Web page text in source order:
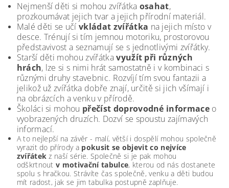
Nejmenší děti si mohou zvířátka osahat,
prozkoumávat jejich tvar a jejich přírodní materiál.
Malé děti se učívkládat zvířátka na jejich místo v
desce. Trénují si tím jemnou motoriku, prostorovou
představivost a seznamují se s jednotlivými zvířátky.
Starší děti mohou zvířátkavyužít při různých
hrách, lze si s nimi hrát samostatně i v kombinaci s
různými druhy stavebnic. Rozvíjí tím svou fantazii a
jelikož už zvířátka dobře znají, určitě si jich všímají i
na obrázcích a venku v přírodě.
Školáci si mohou přečíst doprovodné informace o
vyobrazených druzích. Dozví se spoustu zajímavých
informací.
A to nejlepší na závěr - malí, větší i dospělí mohou společně
vyrazit do přírody a pokusit se objevit co nejvíce
zvířátek z naší série. Společně si je pak mohou
odškrtnoutv motivační tabulce, kterou od nás dostanete
spolu s hračkou. Strávíte čas společně, venku a děti budou
mít radost, jak se jim tabulka postupně zaplňuje.